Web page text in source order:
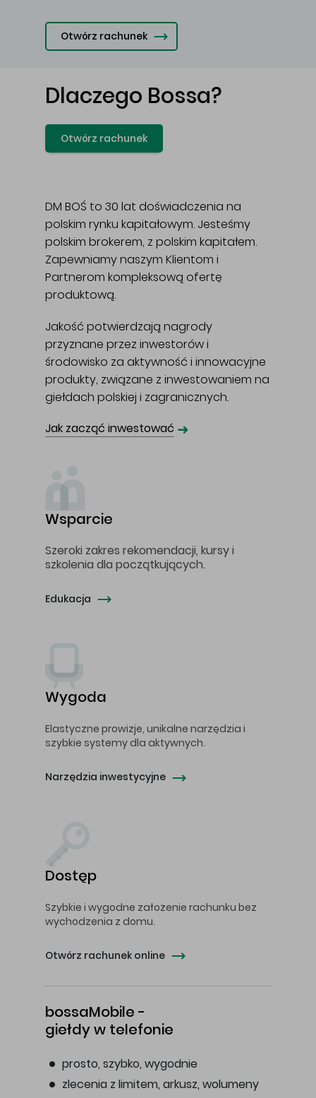
Otwórz rachunek
Dlaczego Bossa?
Otwórz rachunek
DM BOŚ to 30 lat doświadczenia na
polskim rynku kapitałowym. Jesteśmy
polskim brokerem, z polskim kapitałem.
Zapewniamy naszym Klientom i
Partnerom kompleksową ofertę
produktową.
Jakość potwierdzają nagrody
przyznane przez inwestorów i
środowisko za aktywność i innowacyjne
produkty, związane z inwestowaniem na
giełdach polskiej i zagranicznych.
Jak zacząć inwestować ➜
Wsparcie
Szeroki zakres rekomendacji, kursy i
szkolenia dla początkujących.
Edukacja
Wygoda
Elastyczne prowizje, unikalne narzędzia i
szybkie systemy dla aktywnych.
Narzędzia inwestycyjne
Dostęp
Szybkie i wygodne założenie rachunku bez
wychodzenia z domu.
Otwórz rachunek online
bossaMobile -
giełdy w telefonie
prosto, szybko, wygodnie
zlecenia z limitem, arkusz, wolumeny